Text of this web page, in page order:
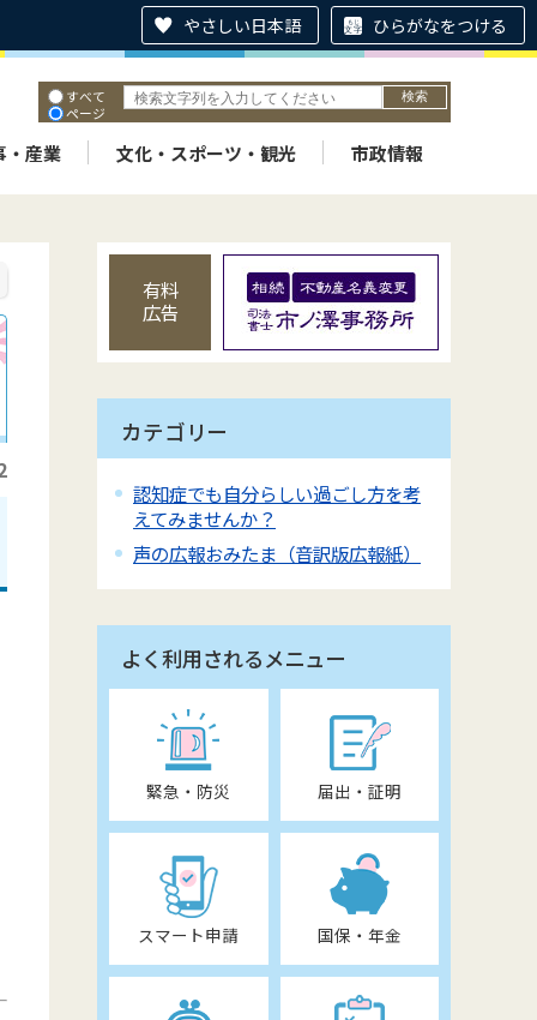
やさしい日本語 ひらがなをつける
すべて
ページ
・産業 文化・スポーツ・観光 市政情報
有料
広告
カテゴリー
認知症でも自分らしい過ごし方を考
えてみませんか？
声の広報おみたま（音訳版広報紙）
よく利用されるメニュー
緊急・防災 届出・証明
スマート申請 国保・年金